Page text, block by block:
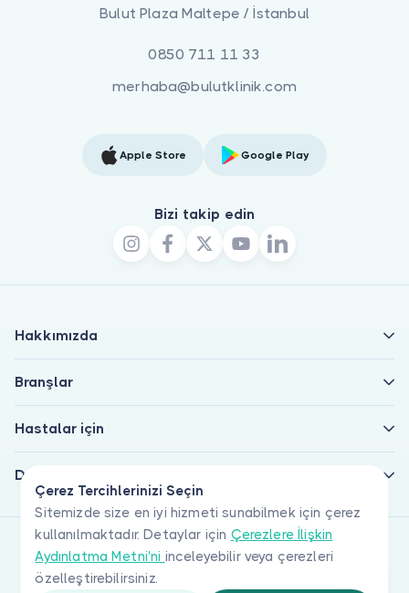
Çerez Tercihlerinizi Seçin
Sitemizde size en iyi hizmeti sunabilmek için çerez
kullanılmaktadır. Detaylar için Çerezlere İlişkin
Aydınlatma Metni'ni inceleyebilir veya çerezleri
özelleştirebilirsiniz.
Bulut Plaza Maltepe / İstanbul
0850 711 11 33
merhaba@bulutklinik.com
Apple Store Google Play
Bizi takip edin
Hakkımızda
Branşlar
Hastalar için
Doktorlar için